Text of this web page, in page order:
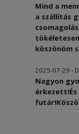
Mind a
a szállítás
köszönöm
2025-07-29 -
Nagyon